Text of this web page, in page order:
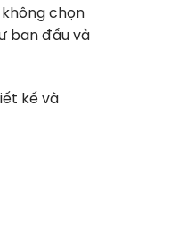
không chọn
ban đầu và
kế và